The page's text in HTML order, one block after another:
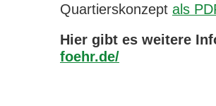
Quartierskonzept als
Hier gibt es weitere
foehr.de/